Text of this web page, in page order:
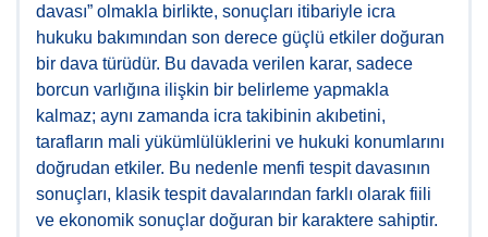
davası” olmakla birlikte, sonuçları itibariyle icra
hukuku bakımından son derece güçlü etkiler doğuran
bir dava türüdür. Bu davada verilen karar, sadece
borcun varlığına ilişkin bir belirleme yapmakla
kalmaz; aynı zamanda icra takibinin akıbetini,
tarafların mali yükümlülüklerini ve hukuki konumlarını
doğrudan etkiler. Bu nedenle menfi tespit davasının
sonuçları, klasik tespit davalarından farklı olarak fiili
ve ekonomik sonuçlar doğuran bir karaktere sahiptir.